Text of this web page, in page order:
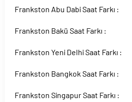
Frankston Abu Dabi Saat Farkı :
Frankston Bakü Saat Farkı :
Frankston Yeni Delhi Saat Farkı :
Frankston Bangkok Saat Farkı :
Frankston Singapur Saat Farkı :